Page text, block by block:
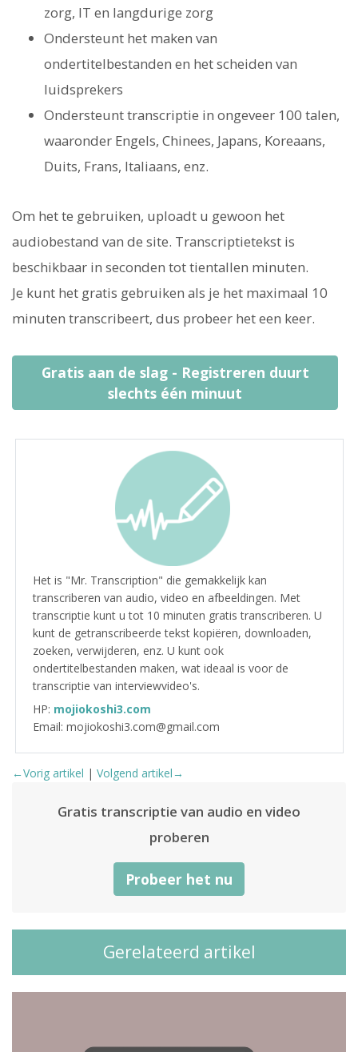
zorg, IT en langdurige zorg
Ondersteunt het maken van
ondertitelbestanden en het scheiden van
luidsprekers
Ondersteunt transcriptie in ongeveer 100 talen,
waaronder Engels, Chinees, Japans, Koreaans,
Duits, Frans, Italiaans, enz.
Om het te gebruiken, uploadt u gewoon het
audiobestand van de site. Transcriptietekst is
beschikbaar in seconden tot tientallen minuten.
Je kunt het gratis gebruiken als je het maximaal 10
minuten transcribeert, dus probeer het een keer.
Gratis aan de slag - Registreren duurt
slechts één minuut
Het is "Mr. Transcription" die gemakkelijk kan
transcriberen van audio, video en afbeeldingen. Met
transcriptie kunt u tot 10 minuten gratis transcriberen. U
kunt de getranscribeerde tekst kopiëren, downloaden,
zoeken, verwijderen, enz. U kunt ook
ondertitelbestanden maken, wat ideaal is voor de
transcriptie van interviewvideo's.
HP: mojiokoshi3.com
Email: mojiokoshi3.com@gmail.com
←Vorig artikel | Volgend artikel→
Gratis transcriptie van audio en video
proberen
Probeer het nu
Gerelateerd artikel